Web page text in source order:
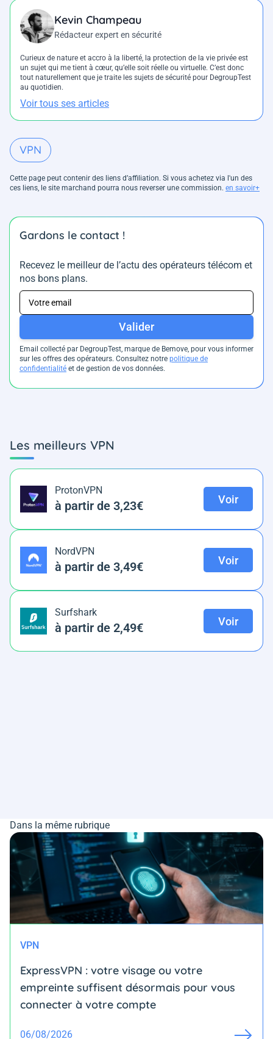
Kevin Champeau
Rédacteur expert en sécurité
Curieux de nature et accro à la liberté, la protection de la vie privée est
un sujet qui me tient à cœur, qu’elle soit réelle ou virtuelle. C’est donc
tout naturellement que je traite les sujets de sécurité pour DegroupTest
au quotidien.
Voir tous ses articles
VPN
Cette page peut contenir des liens d’affiliation. Si vous achetez via l'un des
ces liens, le site marchand pourra nous reverser une commission. en savoir+
Gardons le contact !
Recevez le meilleur de l’actu des opérateurs télécom et
nos bons plans.
Valider
Email collecté par DegroupTest, marque de Bemove, pour vous informer
sur les offres des opérateurs. Consultez notre politique de
confidentialité et de gestion de vos données.
Les meilleurs VPN
ProtonVPN
à partir de 3,23€ Voir
NordVPN
à partir de 3,49€ Voir
Surfshark
à partir de 2,49€ Voir
Dans la même rubrique
VPN
ExpressVPN : votre visage ou votre
empreinte suffisent désormais pour vous
connecter à votre compte
06/08/2026